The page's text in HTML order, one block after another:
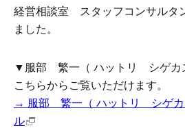
経営相談室 スタッフコンサル
ました。
▼服部 繁一（ ハットリ シゲカ
こちらからご覧いただけます。
→ 服部 繁一（ ハットリ シゲカ
ル